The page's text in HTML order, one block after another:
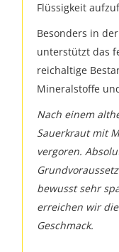
Flüssigkeit
Besonders in
unterstützt das
reichaltige
Mineralstoffe
Nach einem
Sauerkraut mit
vergoren.
bewusst sehr
erreichen wir
Geschmack.